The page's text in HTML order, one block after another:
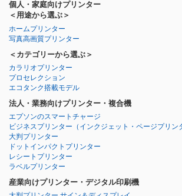
個人・家庭向けプリンター
＜用途から選ぶ＞
ホームプリンター
写真高画質プリンター
＜カテゴリーから選ぶ＞
カラリオプリンター
プロセレクション
エコタンク搭載モデル
法人・業務向けプリンター・複合機
エプソンのスマートチャージ
ビジネスプリンター （インクジェット・ページプリン
大判プリンター
ドットインパクトプリンター
レシートプリンター
ラベルプリンター
産業向けプリンター・デジタル印刷機